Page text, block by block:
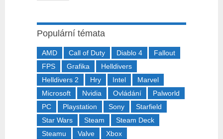
Populární témata
AMD Call of Duty Diablo 4
Fallout
FPS
Grafika
Helldivers
Helldivers 2
Hry Intel
Marvel
Microsoft
Nvidia Ovládání
Palworld
PC
Playstation Sony
Starfield
Star Wars
Steam
Steam Deck
Steamu
Valve Xbox